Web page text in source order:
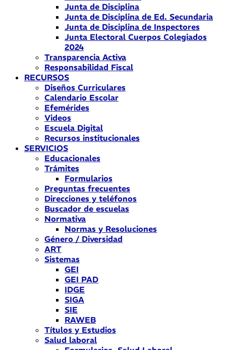
Junta de Disciplina
Junta de Disciplina de Ed. Secundaria
Junta de Disciplina de Inspectores
Junta Electoral Cuerpos Colegiados
2024
Transparencia Activa
Responsabilidad Fiscal
RECURSOS
Diseños Curriculares
Calendario Escolar
Efemérides
Videos
Escuela Digital
Recursos institucionales
SERVICIOS
Educacionales
Trámites
Formularios
Preguntas frecuentes
Direcciones y teléfonos
Buscador de escuelas
Normativa
Normas y Resoluciones
Género / Diversidad
ART
Sistemas
GEI
GEI PAD
IDGE
SIGA
SIE
RAWEB
Títulos y Estudios
Salud laboral